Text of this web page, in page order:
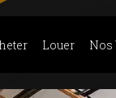
Louer Nos